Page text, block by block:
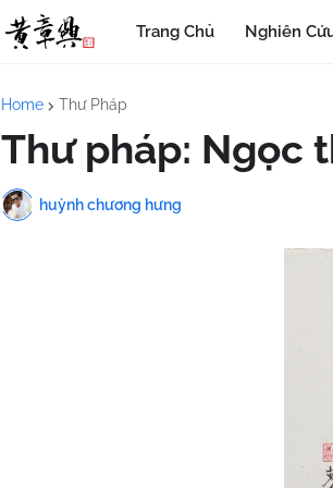
Trang Chủ Nghiên
Home Thư Pháp
Thư pháp: Ngọc
huỳnh chương hưng